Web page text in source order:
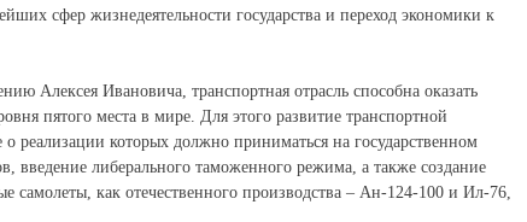
сфер жизнедеятельности государства и переход экономики к
Алексея Ивановича, транспортная отрасль способна оказать
пятого места в мире. Для этого развитие транспортной
реализации которых должно приниматься на государственном
введение либерального таможенного режима, а также создание
как отечественного производства – Ан-124-100 и Ил-76,